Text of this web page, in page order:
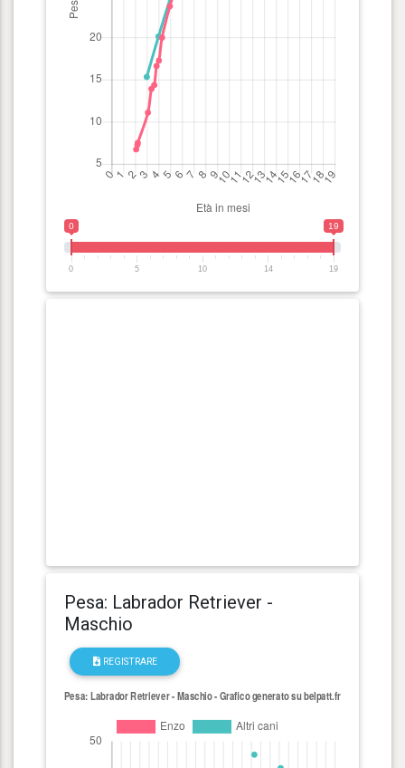
0 19
0 5 10 14 19
Pesa: Labrador Retriever -
Maschio
REGISTRARE